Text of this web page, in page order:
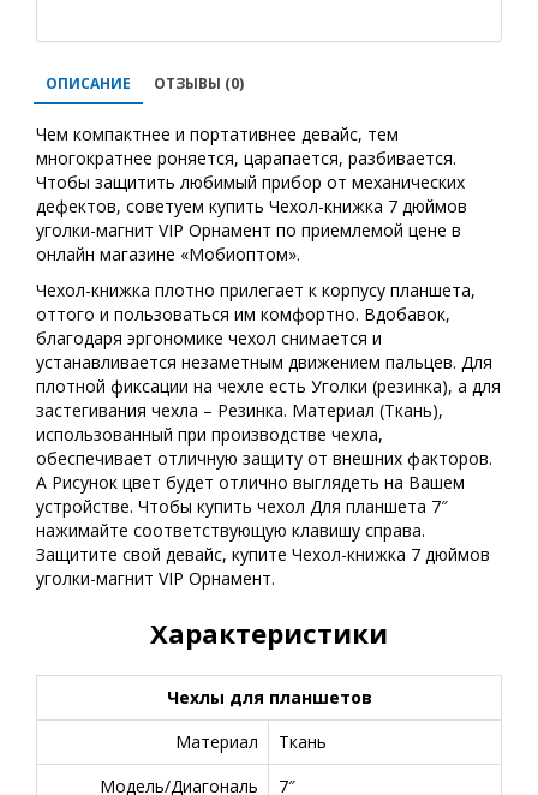
ОПИСАНИЕ ОТЗЫВЫ (0)
Чем компактнее и портативнее девайс, тем
многократнее роняется, царапается, разбивается.
Чтобы защитить любимый прибор от механических
дефектов, советуем купить Чехол-книжка 7 дюймов
уголки-магнит VIP Орнамент по приемлемой цене в
онлайн магазине «Мобиоптом».
Чехол-книжка плотно прилегает к корпусу планшета,
оттого и пользоваться им комфортно. Вдобавок,
благодаря эргономике чехол снимается и
устанавливается незаметным движением пальцев. Для
плотной фиксации на чехле есть Уголки (резинка), а для
застегивания чехла – Резинка. Материал (Ткань),
использованный при производстве чехла,
обеспечивает отличную защиту от внешних факторов.
А Рисунок цвет будет отлично выглядеть на Вашем
устройстве. Чтобы купить чехол Для планшета 7″
нажимайте соответствующую клавишу справа.
Защитите свой девайс, купите Чехол-книжка 7 дюймов
уголки-магнит VIP Орнамент.
Характеристики
Чехлы для планшетов
Материал
Ткань
Модель/Диагональ
7″